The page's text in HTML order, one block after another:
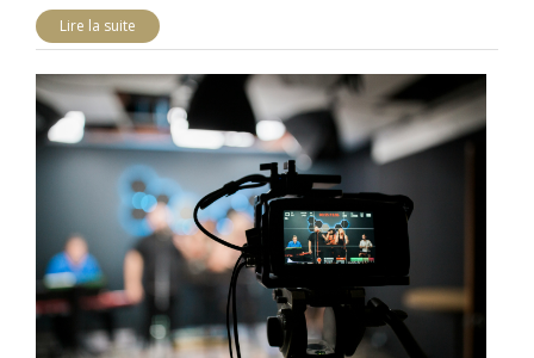
Lire la suite